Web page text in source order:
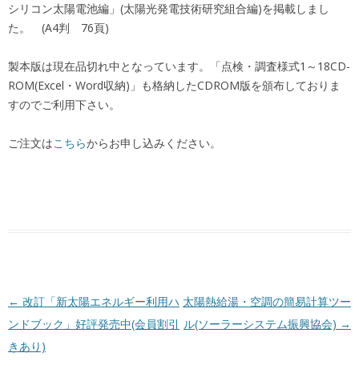
シリコン太陽電池編」(太陽光発電技術研究組合編)を掲載しまし
た。 (A4判 76頁)
製本版は現在品切れ中となっています。「点検・調査様式1～18CD-
ROM(Excel・Word収納)」も格納したCDROM版を頒布しておりま
すのでご利用下さい。
ご注文はこちらからお申し込みください。
投稿ナビゲーション
← 改訂「新太陽エネルギー利用ハ
ンドブック」好評発売中(会員割引
きあり)
太陽熱給湯・空調の簡易計算ツー
ル(ソーラーシステム振興協会) →